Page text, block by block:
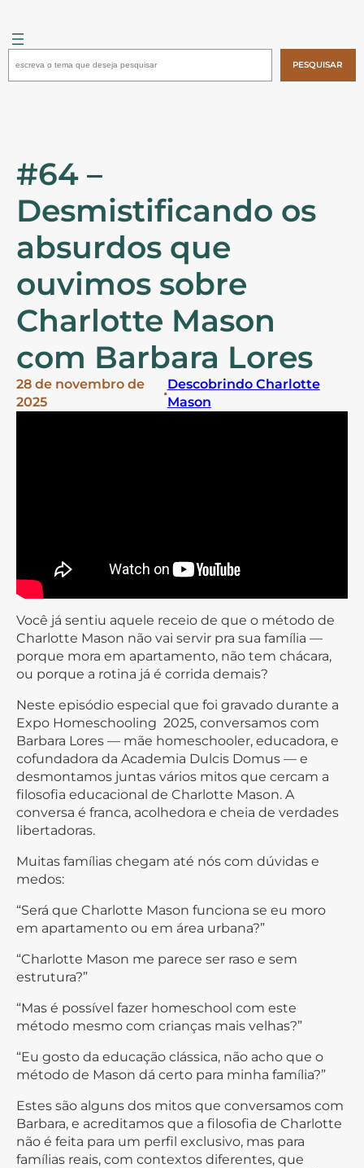
para
conteúdo
PESQUISAR
#64 –
Desmistificando os
absurdos que
ouvimos sobre
Charlotte Mason
com Barbara Lores
28 de novembro de
2025
•
Descobrindo Charlotte
Mason
Você já sentiu aquele receio de que o método de
Charlotte Mason não vai servir pra sua família —
porque mora em apartamento, não tem chácara,
ou porque a rotina já é corrida demais?
Neste episódio especial que foi gravado durante a
Expo Homeschooling 2025, conversamos com
Barbara Lores — mãe homeschooler, educadora, e
cofundadora da Academia Dulcis Domus — e
desmontamos juntas vários mitos que cercam a
filosofia educacional de Charlotte Mason. A
conversa é franca, acolhedora e cheia de verdades
libertadoras.
Muitas famílias chegam até nós com dúvidas e
medos:
“Será que Charlotte Mason funciona se eu moro
em apartamento ou em área urbana?”
“Charlotte Mason me parece ser raso e sem
estrutura?”
“Mas é possível fazer homeschool com este
método mesmo com crianças mais velhas?”
“Eu gosto da educação clássica, não acho que o
método de Mason dá certo para minha família?”
Estes são alguns dos mitos que conversamos com
Barbara, e acreditamos que a filosofia de Charlotte
não é feita para um perfil exclusivo, mas para
famílias reais, com contextos diferentes, que